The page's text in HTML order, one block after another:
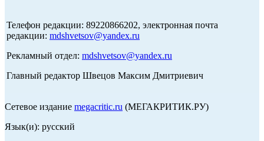
Телефон редакции: 89220866202, электронная почта
редакции: mdshvetsov@yandex.ru
Рекламный отдел: mdshvetsov@yandex.ru
Главный редактор Швецов Максим Дмитриевич
Сетевое издание megacritic.ru (МЕГАКРИТИК.РУ)
Язык(и): русский